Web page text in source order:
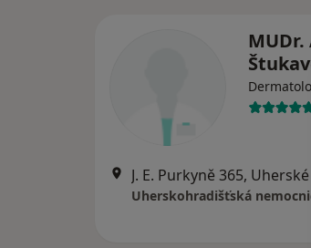
MUDr.
J. E. Purkyně 365, Uherské
Uherskohradišťská